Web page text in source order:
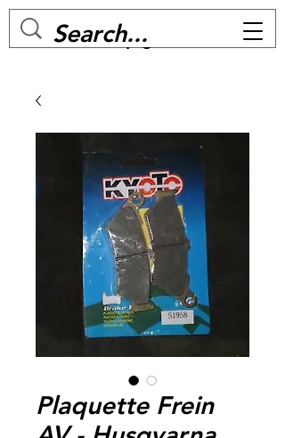
MC BIKE Perpignan
Plaquette Frein